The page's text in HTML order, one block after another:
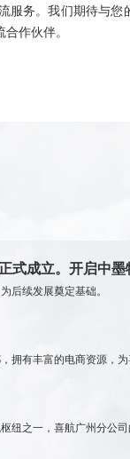
服务。我们期待与您
作伙伴。
成立。开启中墨
后续发展奠定基础。
有丰富的电商资源，为
之一，喜航广州分公